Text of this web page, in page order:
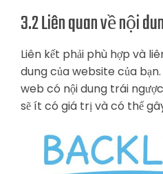
3.2 Liên quan về nội
Liên kết phải phù hợp và
dung của website của
web có nội dung trái
sẽ ít có giá trị và có thể